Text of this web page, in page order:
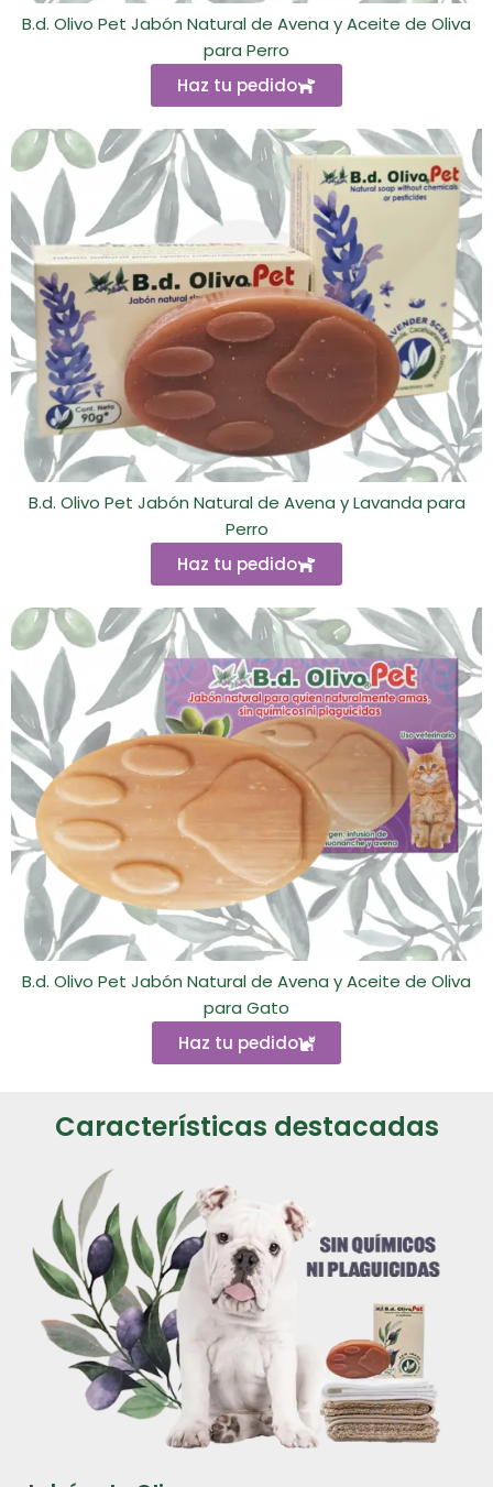
B.d. Olivo Pet Jabón Natural de Avena y Aceite de Oliva
para Perro
Haz tu pedido
B.d. Olivo Pet Jabón Natural de Avena y Lavanda para
Perro
Haz tu pedido
B.d. Olivo Pet Jabón Natural de Avena y Aceite de Oliva
para Gato
Haz tu pedido
Características destacadas